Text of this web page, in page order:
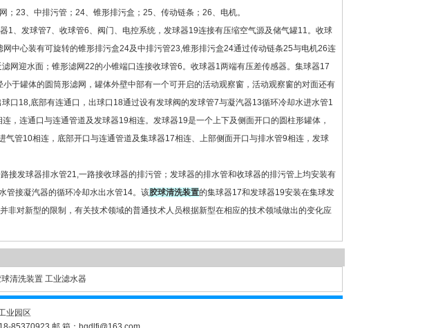
23、中排污管；24、锥形排污盒；25、传动链条；26、电机。
、发球管7、收球管6、阀门、电控系统，发球器19连接有压缩空气源及储气罐11。收球
中心装有可旋转的锥形排污盒24及中排污管23,锥形排污盒24通过传动链条25与电机26连
网迎水面；锥形滤网22的小锥端口连接收球管6。收球器1两端有压差传感器。集球器17
于罐体的圆筒形滤网，罐体外壁中部有一个可开启的活动观察窗，活动观察窗的对面还有
口18,底部有连通口，出球口18通过设有发球阀的发球管7与凝汽器13循环冷却水进水管1
，连通口与连通管道及发球器19相连。发球器19是一个上下及侧面开口的圆柱形罐体，
管10相连，底部开口与连通管道及集球器17相连、上部侧面开口与排水管9相连，发球
发球器排水管21,一路接收球器的排污管；发球器的排水管和收球器的排污管上均安装有
管接凝汽器的循环冷却水出水管14。该胶球清洗装置的集球器17和发球器19安装在集球发
非对新型的限制，有关技术领域的普通技术人员根据新型在相应的技术领域做出的变化应
球清洗装置 工业滤水器
业园区